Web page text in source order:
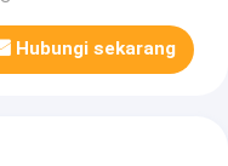
Hubungi sekarang